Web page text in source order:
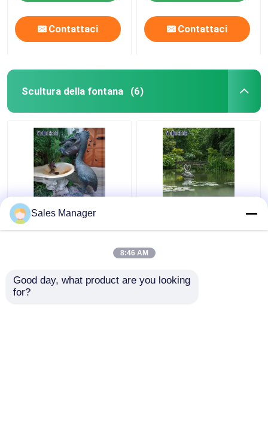
Contattaci Contattaci
Scultura della fontana (6)
Decorazione animale
bronzea del pellicano
scultura all'aperto della
Metal Water Fountain
Sales Manager
8:46 AM
Good day, what product are you looking
for?